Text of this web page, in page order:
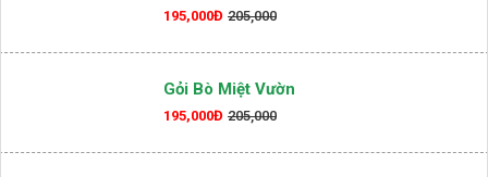
195,000Đ 205,000
Gỏi Bò Miệt Vườn
195,000Đ 205,000